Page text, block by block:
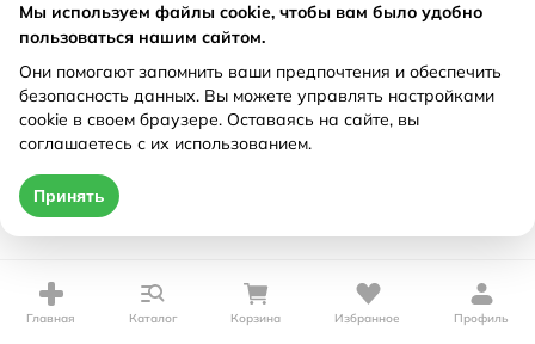
Главная Каталог Корзина Избранное Профиль
Мы используем файлы cookie, чтобы вам было удобно
пользоваться нашим сайтом.
Они помогают запомнить ваши предпочтения и обеспечить
безопасность данных. Вы можете управлять настройками
cookie в своем браузере. Оставаясь на сайте, вы
соглашаетесь с их использованием.
Принять